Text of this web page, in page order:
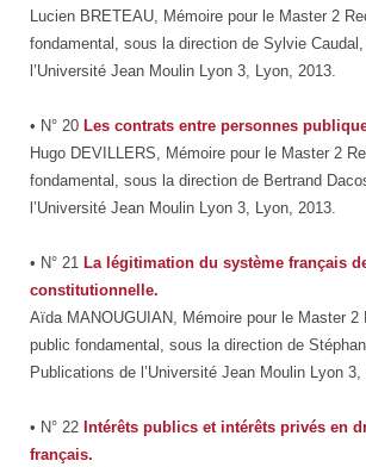
Lucien BRETEAU, Mémoire pour le Master 2
fondamental, sous la direction de Sylvie
l’Université Jean Moulin Lyon 3, Lyon, 2013.
• N° 20 Les contrats entre personnes
Hugo DEVILLERS, Mémoire pour le Master 2
fondamental, sous la direction de Bertrand
l’Université Jean Moulin Lyon 3, Lyon, 2013.
• N° 21 La légitimation du système français
constitutionnelle.
Aïda MANOUGUIAN, Mémoire pour le Master 2
public fondamental, sous la direction de
Publications de l’Université Jean Moulin Lyon
• N° 22 Intérêts publics et intérêts privés en
français.